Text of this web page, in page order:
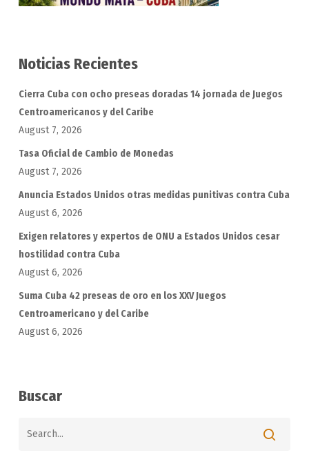
Noticias Recientes
Cierra Cuba con ocho preseas doradas 14 jornada de Juegos
Centroamericanos y del Caribe
August 7, 2026
Tasa Oficial de Cambio de Monedas
August 7, 2026
Anuncia Estados Unidos otras medidas punitivas contra Cuba
August 6, 2026
Exigen relatores y expertos de ONU a Estados Unidos cesar
hostilidad contra Cuba
August 6, 2026
Suma Cuba 42 preseas de oro en los XXV Juegos
Centroamericano y del Caribe
August 6, 2026
Buscar